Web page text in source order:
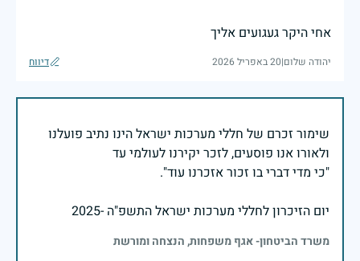
אחי היקר געגועים אליך
יהודה שלום|20 באפריל 2026 דיווח
שימור זכרם של חללי מערכות ישראל הינו נתיב פועלנו
יום הזיכרון לחללי מערכות ישראל התשפ"ה -2025
משרד הביטחון- אגף משפחות, הנצחה ומורשת